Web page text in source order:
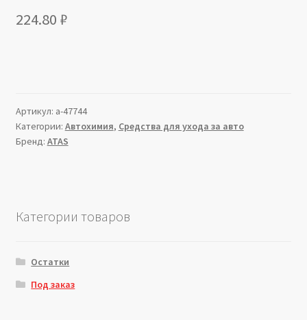
224.80 ₽
Артикул: a-47744
Категории: Автохимия, Средства для ухода за авто
Бренд: ATAS
Категории товаров
Остатки
Под заказ